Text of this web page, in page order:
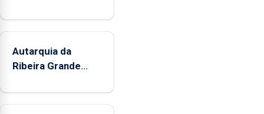
durante
mês
de
entre
Autarquia da
Ribeira Grande
"Museus no Verão"